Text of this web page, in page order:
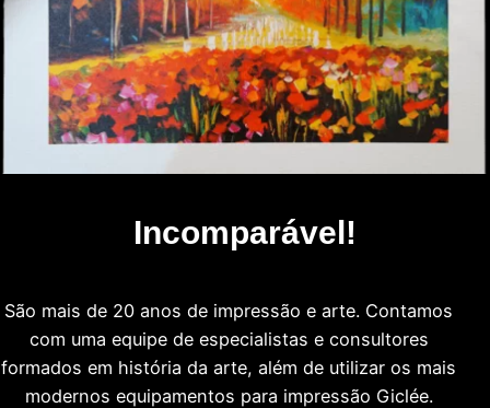
Incomparável!
São mais de 20 anos de impressão e arte. Contamos
com uma equipe de especialistas e consultores
formados em história da arte, além de utilizar os mais
modernos equipamentos para impressão Giclée.